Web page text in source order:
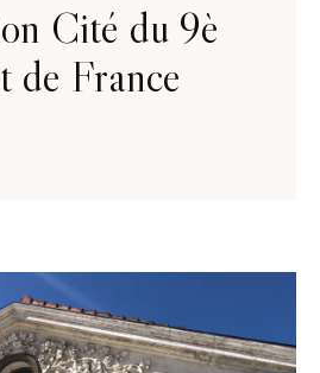
Cité du 9è
France